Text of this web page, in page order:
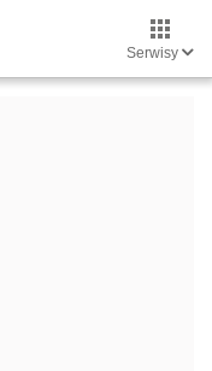
Serwisy